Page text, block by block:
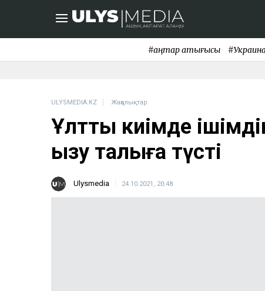
#қаңтар қақтығысы
ULYSMEDIA.KZ Жаңалықтар
Ұлттық киімде
қызу талқыға түсті
Ulysmedia 24.10.2021, 20:48